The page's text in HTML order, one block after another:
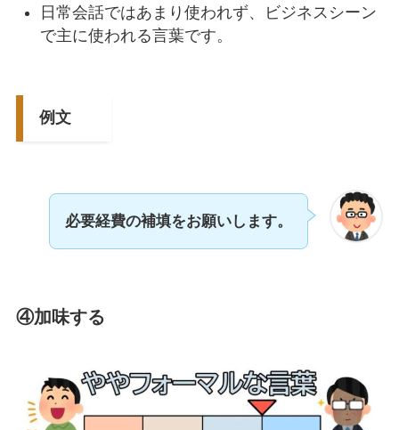
日常会話ではあまり使われず、ビジネスシーン
で主に使われる言葉です。
例文
必要経費の補填をお願いします。
④加味する